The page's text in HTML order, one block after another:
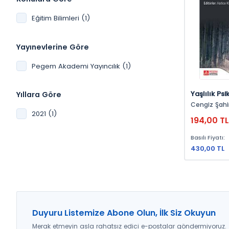
Eğitim Bilimleri (1)
Yayınevlerine Göre
Pegem Akademi Yayıncılık (1)
Yıllara Göre
2021 (1)
Yaşlılık
Yaklaşım
Cengiz Şahin, Yücel
Demir, Gülhan Gökçe Ceran
Mustafa Çağlar, Pınar
Kaya, Canan Asal Ulus, Melek
194,00 TL
Basılı Fiyatı:
430,00 TL
Duyuru Listemize Abone Olun, İlk Siz Okuyun
Merak etmeyin asla rahatsız edici e-postalar göndermiyoruz.